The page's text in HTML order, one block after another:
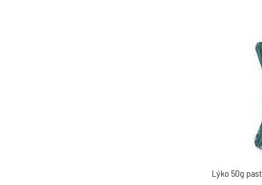
Lýko 50g